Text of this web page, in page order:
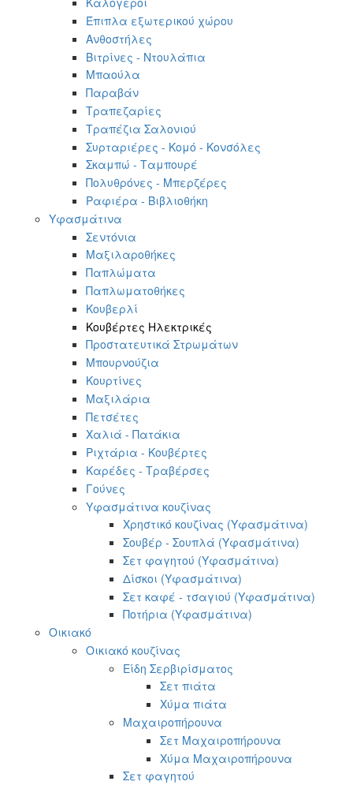
Έπιπλα εξωτερικού χώρου
Ανθοστήλες
Βιτρίνες - Ντουλάπια
Μπαούλα
Παραβάν
Τραπεζαρίες
Τραπέζια Σαλονιού
Συρταριέρες - Κομό - Κονσόλες
Σκαμπώ - Ταμπουρέ
Πολυθρόνες - Μπερζέρες
Ραφιέρα - Βιβλιοθήκη
Υφασμάτινα
Σεντόνια
Μαξιλαροθήκες
Παπλώματα
Παπλωματοθήκες
Κουβερλί
Κουβέρτες Ηλεκτρικές
Προστατευτικά Στρωμάτων
Μπουρνούζια
Κουρτίνες
Μαξιλάρια
Πετσέτες
Χαλιά - Πατάκια
Ριχτάρια - Κουβέρτες
Καρέδες - Τραβέρσες
Γούνες
Υφασμάτινα κουζίνας
Χρηστικό κουζίνας (Υφασμάτινα)
Σουβέρ - Σουπλά (Υφασμάτινα)
Σετ φαγητού (Υφασμάτινα)
Δίσκοι (Υφασμάτινα)
Σετ καφέ - τσαγιού (Υφασμάτινα)
Ποτήρια (Υφασμάτινα)
Οικιακό
Οικιακό κουζίνας
Είδη Σερβιρίσματος
Σετ πιάτα
Χύμα πιάτα
Μαχαιροπήρουνα
Σετ Μαχαιροπήρουνα
Χύμα Μαχαιροπήρουνα
Σετ φαγητού